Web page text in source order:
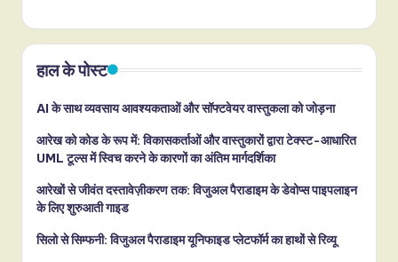
हाल के पोस्ट
AI के साथ व्यवसाय आवश्यकताओं और सॉफ्टवेयर वास्तुकला को जोड़ना
आरेख को कोड के रूप में: विकासकर्ताओं और वास्तुकारों द्वारा टेक्स्ट-आधारित
UML टूल्स में स्विच करने के कारणों का अंतिम मार्गदर्शिका
आरेखों से जीवंत दस्तावेज़ीकरण तक: विजुअल पैराडाइम के डेवोप्स पाइपलाइन
के लिए शुरुआती गाइड
सिलो से सिम्फनी: विजुअल पैराडाइम यूनिफाइड प्लेटफॉर्म का हाथों से रिव्यू